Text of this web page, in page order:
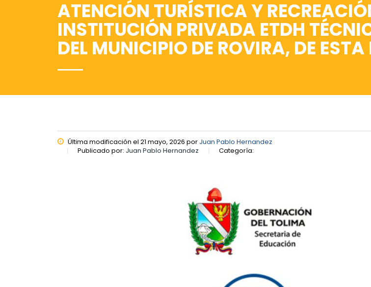
ATENCIÓN TURÍSTICA Y
INSTITUCIÓN PRIVADA ETDH
DEL MUNICIPIO DE ROVIRA, DE
Última modificación el 21 mayo, 2026 por Juan Pablo Hernandez
Publicado por: Juan Pablo Hernandez Categoría: